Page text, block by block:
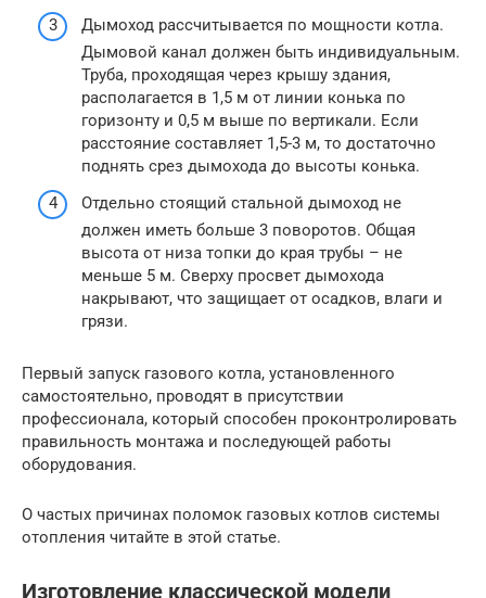
Дымоход рассчитывается по мощности котла.
Дымовой канал должен быть индивидуальным.
Труба, проходящая через крышу здания,
располагается в 1,5 м от линии конька по
горизонту и 0,5 м выше по вертикали. Если
расстояние составляет 1,5-3 м, то достаточно
поднять срез дымохода до высоты конька.
Отдельно стоящий стальной дымоход не
должен иметь больше 3 поворотов. Общая
высота от низа топки до края трубы – не
меньше 5 м. Сверху просвет дымохода
накрывают, что защищает от осадков, влаги и
грязи.
Первый запуск газового котла, установленного
самостоятельно, проводят в присутствии
профессионала, который способен проконтролировать
правильность монтажа и последующей работы
оборудования.
О частых причинах поломок газовых котлов системы
отопления читайте в этой статье.
Изготовление классической модели